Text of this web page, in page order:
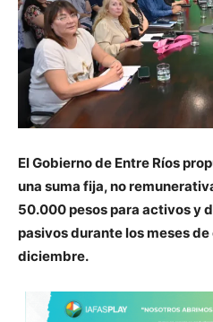
El Gobierno de Entre Ríos
una suma fija, no
50.000 pesos para activos y
pasivos durante los meses
diciembre.